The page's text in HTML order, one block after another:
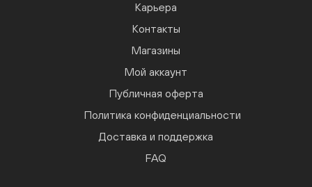
Карьера
Контакты
Магазины
Мой аккаунт
Публичная оферта
Политика конфиденциальности
Доставка и поддержка
FAQ